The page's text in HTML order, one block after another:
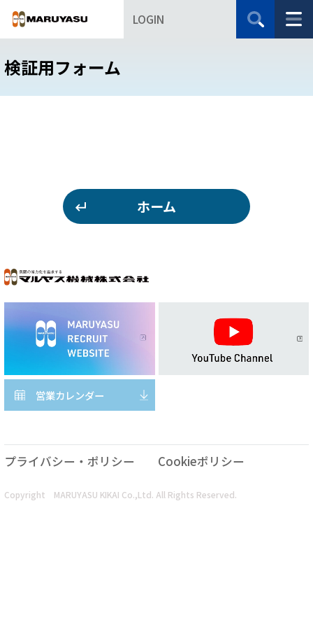
LOGIN
検証用フォーム
ホーム
営業カレンダー
プライバシー・ポリシー Cookieポリシー
Copyright MARUYASU KIKAI Co.,Ltd. All Rights Reserved.